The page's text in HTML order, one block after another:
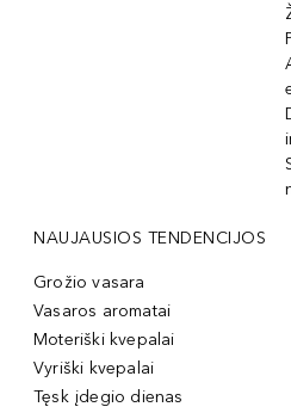
NAUJAUSIOS TENDENCIJOS
Grožio vasara
Vasaros aromatai
Moteriški kvepalai
Vyriški kvepalai
Tęsk įdegio dienas